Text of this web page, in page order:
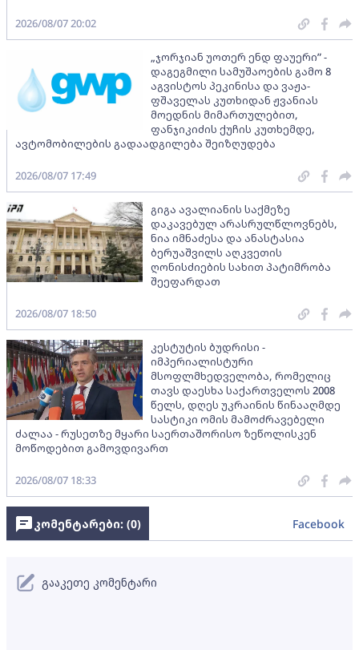
2026/08/07 20:02
„ჯორჯიან უოთერ ენდ ფაუერი” -
დაგეგმილი სამუშაოების გამო 8
აგვისტოს პეკინისა და ვაჟა-
ფშაველას კუთხიდან ჟვანიას
მოედნის მიმართულებით,
ფანჯიკიძის ქუჩის კუთხემდე,
ავტომობილების გადაადგილება შეიზღუდება
2026/08/07 17:49
გიგა ავალიანის საქმეზე
დაკავებულ არასრულწლოვნებს,
ნია იმნაძესა და ანასტასია
ბერუაშვილს აღკვეთის
ღონისძიების სახით პატიმრობა
შეეფარდათ
2026/08/07 18:50
კესტუტის ბუდრისი -
იმპერიალისტური
მსოფლმხედველობა, რომელიც
თავს დაესხა საქართველოს 2008
წელს, დღეს უკრაინის წინააღმდე
სასტიკი ომის მამოძრავებელი
ძალაა - რუსეთზე მყარი საერთაშორისო ზეწოლისკენ
მოწოდებით გამოვდივართ
2026/08/07 18:33
კომენტარები: (0) Facebook
გააკეთე კომენტარი